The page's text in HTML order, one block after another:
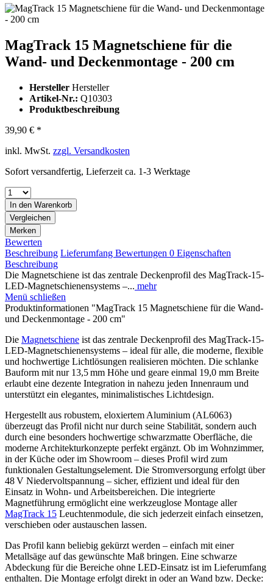
MagTrack 15 Magnetschiene für die
Wand- und Deckenmontage - 200 cm
Hersteller Hersteller
Artikel-Nr.: Q10303
Produktbeschreibung
39,90 € *
inkl. MwSt. zzgl. Versandkosten
Sofort versandfertig, Lieferzeit ca. 1-3 Werktage
In den Warenkorb
Vergleichen
Merken
Bewerten
Beschreibung Lieferumfang Bewertungen 0 Eigenschaften
Beschreibung
Die Magnetschiene ist das zentrale Deckenprofil des MagTrack-15-
LED-Magnetschienensystems –... mehr
Menü schließen
Produktinformationen "MagTrack 15 Magnetschiene für die Wand-
und Deckenmontage - 200 cm"
Die Magnetschiene ist das zentrale Deckenprofil des MagTrack-15-
LED-Magnetschienensystems – ideal für alle, die moderne, flexible
und hochwertige Lichtlösungen realisieren möchten. Die schlanke
Bauform mit nur 13,5 mm Höhe und geare einmal 19,0 mm Breite
erlaubt eine dezente Integration in nahezu jeden Innenraum und
unterstützt ein elegantes, minimalistisches Lichtdesign.
Hergestellt aus robustem, eloxiertem Aluminium (AL6063)
überzeugt das Profil nicht nur durch seine Stabilität, sondern auch
durch eine besonders hochwertige schwarzmatte Oberfläche, die
moderne Architekturkonzepte perfekt ergänzt. Ob im Wohnzimmer,
in der Küche oder im Showroom – dieses Profil wird zum
funktionalen Gestaltungselement. Die Stromversorgung erfolgt über
48 V Niedervoltspannung – sicher, effizient und ideal für den
Einsatz in Wohn- und Arbeitsbereichen. Die integrierte
Magnetführung ermöglicht eine werkzeuglose Montage aller
MagTrack 15 Leuchtenmodule, die sich jederzeit einfach einsetzen,
verschieben oder austauschen lassen.
Das Profil kann beliebig gekürzt werden – einfach mit einer
Metallsäge auf das gewünschte Maß bringen. Eine schwarze
Abdeckung für die Bereiche ohne LED-Einsatz ist im Lieferumfang
enthalten. Die Montage erfolgt direkt in oder an Wand bzw. Decke: